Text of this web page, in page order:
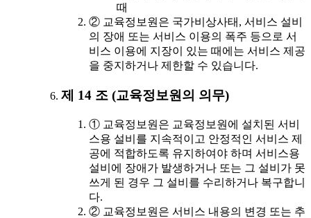
때
② 교육정보원은 국가비상사태, 서비스 설비
의 장애 또는 서비스 이용의 폭주 등으로 서
비스 이용에 지장이 있는 때에는 서비스 제공
을 중지하거나 제한할 수 있습니다.
제 14 조 (교육정보원의 의무)
① 교육정보원은 교육정보원에 설치된 서비
스용 설비를 지속적이고 안정적인 서비스 제
공에 적합하도록 유지하여야 하며 서비스용
설비에 장애가 발생하거나 또는 그 설비가 못
쓰게 된 경우 그 설비를 수리하거나 복구합니
다.
② 교육정보원은 서비스 내용의 변경 또는 추